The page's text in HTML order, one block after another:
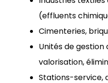
(effluents
Cimenteries,
Unités de
valorisation,
Stations-service,